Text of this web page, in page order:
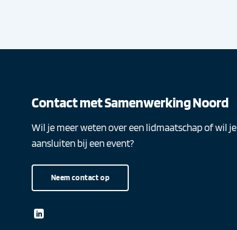
Contact met Samenwerking Noord
Wil je meer weten over een lidmaatschap of wil je
aansluiten bij een event?
Neem contact op